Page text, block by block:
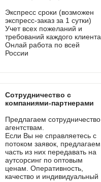
Экспресс сроки (возможен
экспресс-заказ за 1 сутки)
Учет всех пожеланий и
требований каждого клиента
Онлай работа по всей
России
Сотрудничество с
компаниями-партнерами
Предлагаем сотрудничество
агентствам.
Если Вы не справляетесь с
потоком заявок, предлагаем
часть из них передавать на
аутсорсинг по оптовым
ценам. Оперативность,
качество и индивидуальный